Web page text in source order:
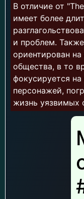
В отличие от
имеет более
и проблем.
ориентирован
общества, в то
фокусируется
персонажей,
жизнь уязвимых